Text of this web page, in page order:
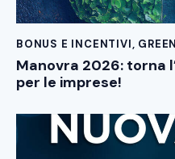
BONUS E INCENTIVI, GREEN
Manovra 2026: torna
per le imprese!